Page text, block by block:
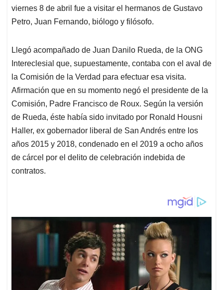
viernes 8 de abril fue a visitar el hermanos de Gustavo
Petro, Juan Fernando, biólogo y filósofo.
Llegó acompañado de Juan Danilo Rueda, de la ONG
Intereclesial que, supuestamente, contaba con el aval de
la Comisión de la Verdad para efectuar esa visita.
Afirmación que en su momento negó el presidente de la
Comisión, Padre Francisco de Roux. Según la versión
de Rueda, éste había sido invitado por Ronald Housni
Haller, ex gobernador liberal de San Andrés entre los
años 2015 y 2018, condenado en el 2019 a ocho años
de cárcel por el delito de celebración indebida de
contratos.